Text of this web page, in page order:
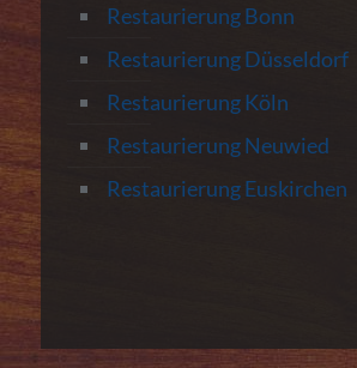
Restaurierung Bonn
Restaurierung Düsseldorf
Restaurierung Köln
Restaurierung Neuwied
Restaurierung Euskirchen